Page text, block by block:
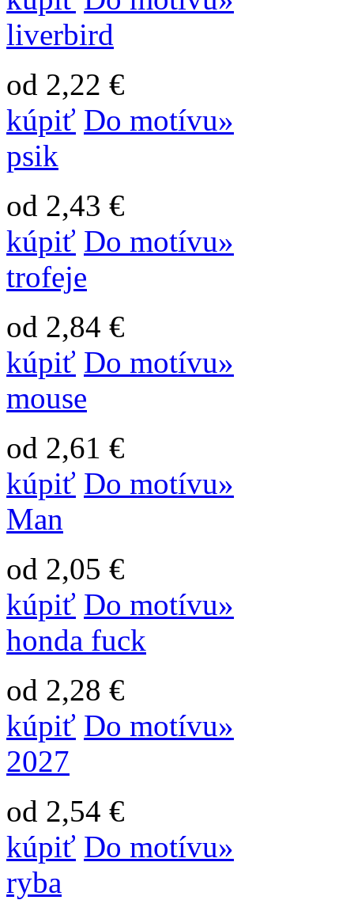
liverbird
od 2,22 €
kúpiť Do motívu»
psik
od 2,43 €
kúpiť Do motívu»
trofeje
od 2,84 €
kúpiť Do motívu»
mouse
od 2,61 €
kúpiť Do motívu»
Man
od 2,05 €
kúpiť Do motívu»
honda fuck
od 2,28 €
kúpiť Do motívu»
2027
od 2,54 €
kúpiť Do motívu»
ryba